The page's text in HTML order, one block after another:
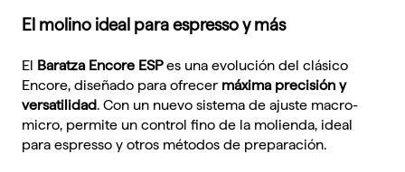
El molino ideal para espresso y más
El Baratza Encore ESPes una evolución del clásico
Encore, diseñado para ofrecer máxima precisión y
versatilidad. Con un nuevo sistema de ajuste macro-
micro, permite un control fino de la molienda, ideal
para espresso y otros métodos de preparación.